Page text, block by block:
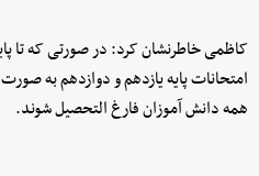
کاظمی خاطرنشان کرد: در صورتی که تا
امتحانات پایه یازدهم و دوازدهم به
همه دانش آموزان فارغ التحصیل شوند.